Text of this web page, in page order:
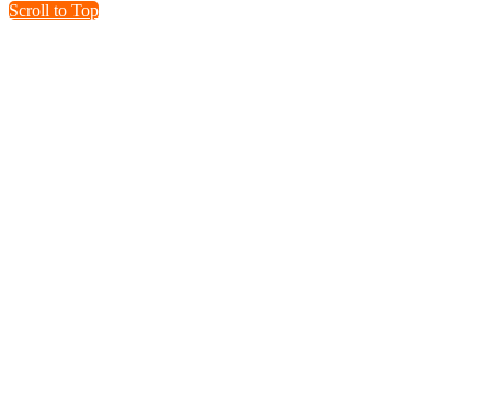
Scroll to Top